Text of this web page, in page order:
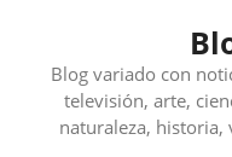
contenidoBlog variado con
televisión, arte,
naturaleza, historia,